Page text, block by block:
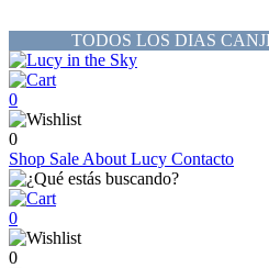
TODOS LOS DIAS
0
0
Shop Sale About Lucy Contacto
0
0